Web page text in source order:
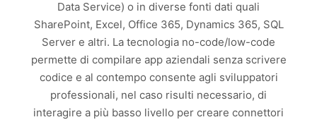
Data Service) o in diverse fonti dati quali
SharePoint, Excel, Office 365, Dynamics 365, SQL
Server e altri. La tecnologia no-code/low-code
permette di compilare app aziendali senza scrivere
codice e al contempo consente agli sviluppatori
professionali, nel caso risulti necessario, di
interagire a più basso livello per creare connettori